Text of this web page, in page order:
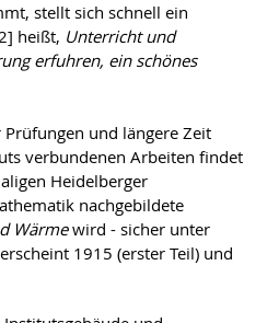
stellt sich schnell ein
heißt, Unterricht und
erfuhren, ein schönes
und längere Zeit
verbundenen Arbeiten findet
Heidelberger
nachgebildete
Wärmewird - sicher unter
1915 (erster Teil) und